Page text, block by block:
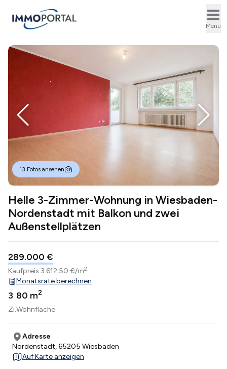
Menü
13 Fotos ansehen
Helle 3-Zimmer-Wohnung in Wiesbaden-
Nordenstadt mit Balkon und zwei
Außenstellplätzen
289.000 €
Kaufpreis 3.612,50 €/m2
Monatsrate berechnen
3
Zi.
80 m2
Wohnfläche
Adresse
Nordenstadt, 65205 Wiesbaden
Auf Karte anzeigen